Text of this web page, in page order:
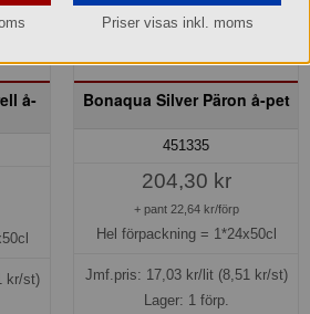
å-
kr/st)
Bonaqua Silver Päron å-pet
451335
204,30 kr
+ pant 22,64 kr/förp
Hel förpackning = 1*24x50cl
Jmf.pris: 17,03kr/lit (8,51 kr/st)
Lager: 1 förp.
Priser visas inkl. moms